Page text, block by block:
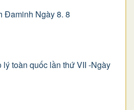
Đaminh Ngày 8. 8
toàn quốc lần thứ VII -Ngày